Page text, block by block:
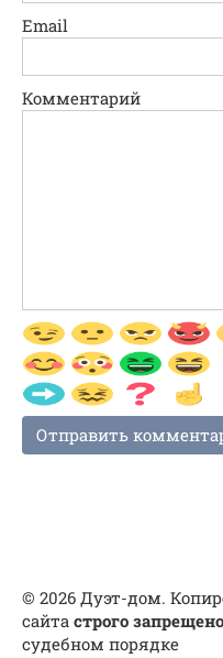
Email
Комментарий
© 2026 Дуэт-дом.
сайта строго запрещено
судебном порядке